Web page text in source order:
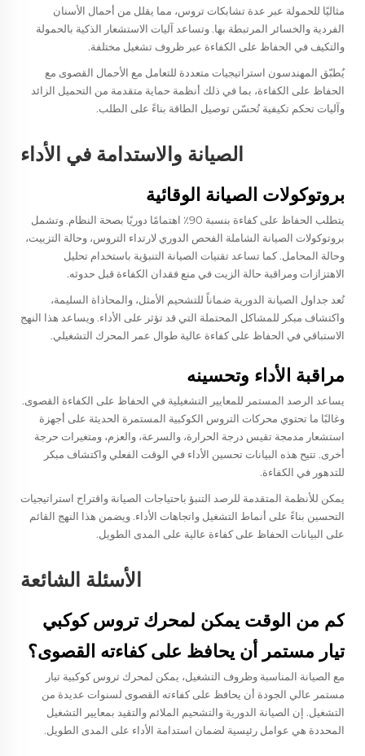
مثاليًا للحمولة عبر عدة تشابكات تروس، مما يقلل من أحمال الأسنان
الفردية والخسائر المرتبطة بها. وتساعد آليات الاستشعار الذكية بالحمولة
والتكيف في الحفاظ على الكفاءة عبر ظروف تشغيل مختلفة.
يُطبّق المهندسون استراتيجيات متعددة للتعامل مع الأحمال القصوى مع
الحفاظ على الكفاءة، بما في ذلك أنظمة حماية متقدمة من التحميل الزائد
وآليات تحكم تكيفية تُحسّن توصيل الطاقة بناءً على الطلب.
الصيانة والاستدامة في الأداء
بروتوكولات الصيانة الوقائية
يتطلب الحفاظ على كفاءة بنسبة 90٪ اهتمامًا دوريًا بصحة النظام. وتشمل
بروتوكولات الصيانة الشاملة الفحص الدوري لارتداء التروس، وحالة التزييت،
وحالة المحامل. كما تساعد تقنيات الصيانة التنبؤية باستخدام تحليل
الاهتزازات ومراقبة حالة الزيت في منع فقدان الكفاءة قبل حدوثه.
تُعد جداول الصيانة الدورية ضماناً للتشحيم الأمثل، والمحاذاة السليمة،
واكتشاف مبكر للمشاكل المحتملة التي قد تؤثر على الأداء. ويساعد هذا النهج
الاستباقي في الحفاظ على كفاءة عالية طوال عمر المحرك التشغيلي.
مراقبة الأداء وتحسينه
يساعد الرصد المستمر للمعايير التشغيلية في الحفاظ على الكفاءة القصوى.
وغالبًا ما تحتوي محركات التروس الكوكبية المستمرة الحديثة على أجهزة
استشعار مدمجة تقيس درجة الحرارة، والسرعة، والعزم، ومتغيرات حرجة
أخرى. تتيح هذه البيانات تحسين الأداء في الوقت الفعلي واكتشاف مبكر
للتدهور في الكفاءة.
يمكن للأنظمة المتقدمة للرصد التنبؤ باحتياجات الصيانة واقتراح استراتيجيات
التحسين بناءً على أنماط التشغيل واتجاهات الأداء. ويضمن هذا النهج القائم
على البيانات الحفاظ على كفاءة عالية على المدى الطويل.
الأسئلة الشائعة
كم من الوقت يمكن لمحرك تروس كوكبي
تيار مستمر أن يحافظ على كفاءته القصوى؟
مع الصيانة المناسبة وظروف التشغيل، يمكن لمحرك تروس كوكبية تيار
مستمر عالي الجودة أن يحافظ على كفاءته القصوى لسنوات عديدة من
التشغيل. إن الصيانة الدورية والتشحيم الملائم والتقيد بمعايير التشغيل
المحددة هي عوامل رئيسية لضمان استدامة الأداء على المدى الطويل.